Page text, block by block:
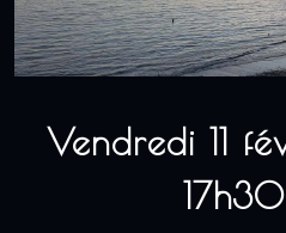
Vendredi 11